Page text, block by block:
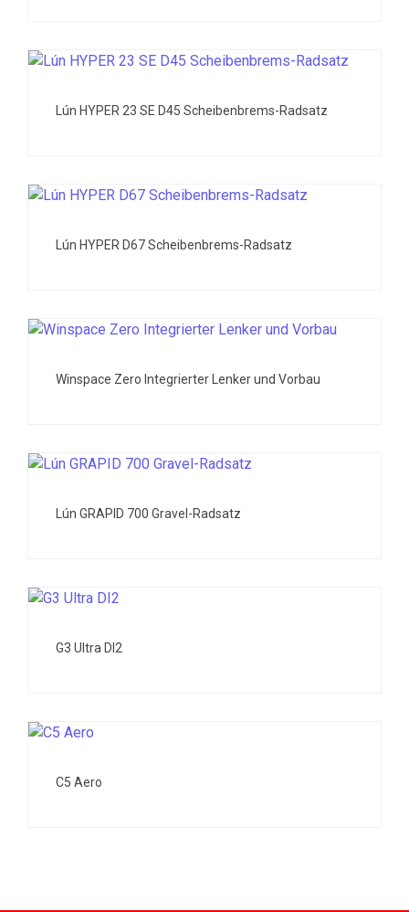
Lún HYPER 23 SE D45 Scheibenbrems-Radsatz
Lún HYPER D67 Scheibenbrems-Radsatz
Winspace Zero Integrierter Lenker und Vorbau
Lún GRAPID 700 Gravel-Radsatz
G3 Ultra DI2
C5 Aero